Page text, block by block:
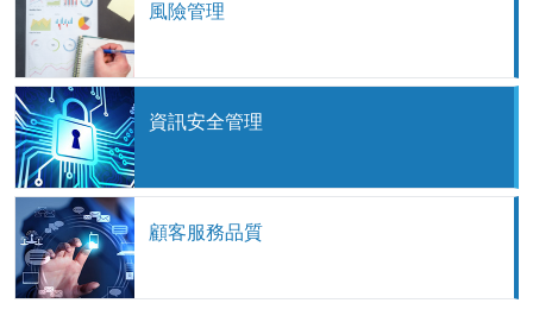
風險管理
資訊安全管理
顧客服務品質